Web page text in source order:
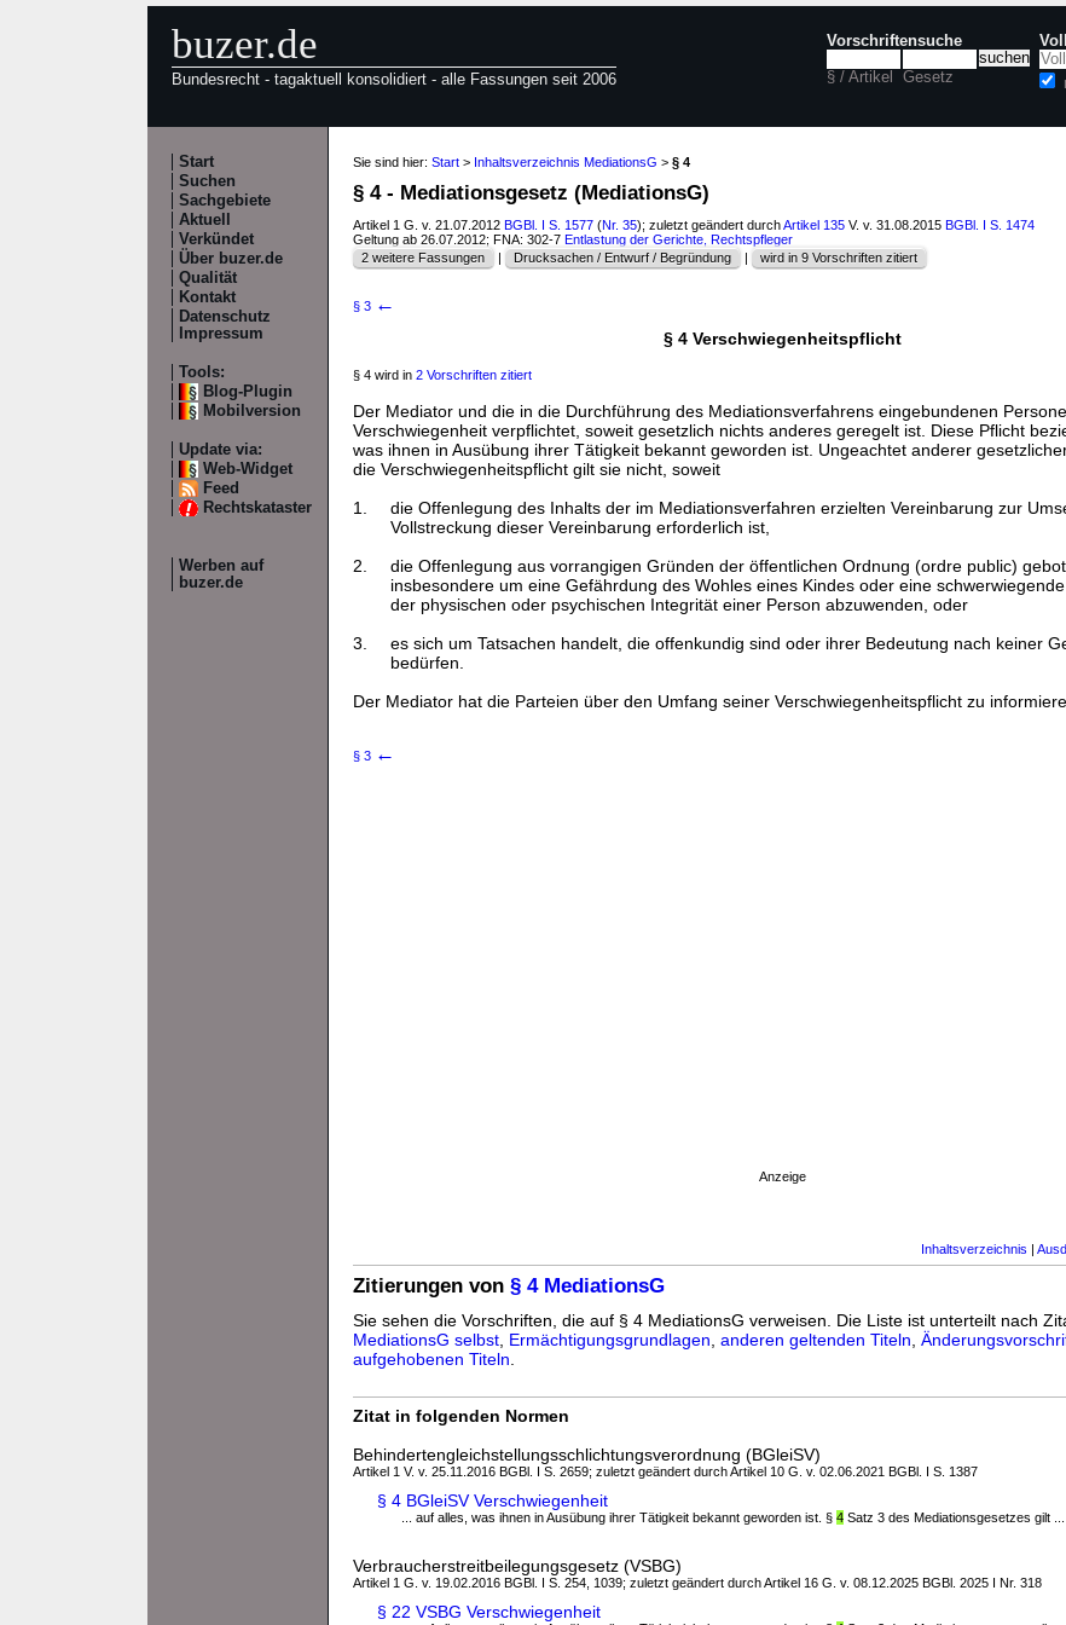
buzer.de
Bundesrecht - tagaktuell konsolidiert - alle Fassungen seit 2006
Vorschriftensuche
§ / Artikel Gesetz
Start
Suchen
Sachgebiete
Aktuell
Verkündet
Über buzer.de
Qualität
Kontakt
Datenschutz
Impressum
Tools:
Blog-Plugin
Mobilversion
Update via:
Web-Widget
Feed
Rechtskataster
Werben auf
buzer.de
Sie sind hier: Start > Inhaltsverzeichnis MediationsG > § 4
§ 4 - Mediationsgesetz (MediationsG)
Artikel 1 G. v. 21.07.2012 BGBl. I S. 1577 (Nr. 35); zuletzt geändert durchArtikel 135 V. v. 31.08.2015 BGBl. I S. 1474
Geltung ab 26.07.2012; FNA: 302-7 Entlastung der Gerichte, Rechtspfleger
2 weitere Fassungen
| Drucksachen / Entwurf / Begründung | wird in 9 Vorschriften zitiert
§ 3 ←
§ 4 Verschwiegenheitspflicht
§ 4 wird in 2 Vorschriften zitiert
Der Mediator und die in die Durchführung des Mediationsverfahrens eingebundenen
Verschwiegenheit verpflichtet, soweit gesetzlich nichts anderes geregelt ist. Diese Pflicht
was ihnen in Ausübung ihrer Tätigkeit bekannt geworden ist. Ungeachtet anderer
die Verschwiegenheitspflicht gilt sie nicht, soweit
1.
die Offenlegung des Inhalts der im Mediationsverfahren erzielten Vereinbarung zur
Vollstreckung dieser Vereinbarung erforderlich ist,
2.
die Offenlegung aus vorrangigen Gründen der öffentlichen Ordnung (ordre public)
insbesondere um eine Gefährdung des Wohles eines Kindes oder eine
der physischen oder psychischen Integrität einer Person abzuwenden, oder
3.
es sich um Tatsachen handelt, die offenkundig sind oder ihrer Bedeutung nach keiner
bedürfen.
Der Mediator hat die Parteien über den Umfang seiner Verschwiegenheitspflicht zu
§ 3 ←
Anzeige
Inhaltsverzeichnis |
Zitierungen von § 4 MediationsG
Sie sehen die Vorschriften, die auf § 4 MediationsG verweisen. Die Liste ist unterteilt nach
MediationsG selbst Ermächtigungsgrundlagen anderen geltenden Titeln
aufgehobenen Titeln
Zitat in folgenden Normen
Behindertengleichstellungsschlichtungsverordnung (BGleiSV)
Artikel 1 V. v. 25.11.2016 BGBl. I S. 2659; zuletzt geändert durch Artikel 10 G. v. 02.06.2021 BGBl. I S. 1387
§ 4 BGleiSV Verschwiegenheit
... auf alles, was ihnen in Ausübung ihrer Tätigkeit bekannt geworden ist. § 4 Satz 3 des Mediationsgesetzes gilt ...
Verbraucherstreitbeilegungsgesetz (VSBG)
Artikel 1 G. v. 19.02.2016 BGBl. I S. 254, 1039; zuletzt geändert durch Artikel 16 G. v. 08.12.2025 BGBl. 2025 I Nr. 318
§ 22 VSBG Verschwiegenheit